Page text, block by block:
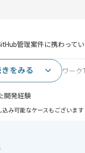
管理案件に携わってい
製品、AWSネットワー
開発経験
み可能なケースもございます
をみる